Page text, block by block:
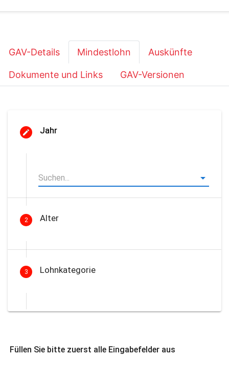
GAV-Details Mindestlohn Auskünfte
Dokumente und Links GAV-Versionen
Jahr
2 Alter
3 Lohnkategorie
Füllen Sie bitte zuerst alle Eingabefelder aus